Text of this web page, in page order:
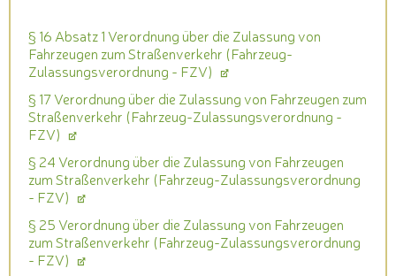
§ 16 Absatz 1 Verordnung über die Zulassung von
Fahrzeugen zum Straßenverkehr (Fahrzeug-
Zulassungsverordnung - FZV)
§ 17 Verordnung über die Zulassung von Fahrzeugen zum
Straßenverkehr (Fahrzeug-Zulassungsverordnung -
FZV)
§ 24 Verordnung über die Zulassung von Fahrzeugen
zum Straßenverkehr (Fahrzeug-Zulassungsverordnung
- FZV)
§ 25 Verordnung über die Zulassung von Fahrzeugen
zum Straßenverkehr (Fahrzeug-Zulassungsverordnung
- FZV)